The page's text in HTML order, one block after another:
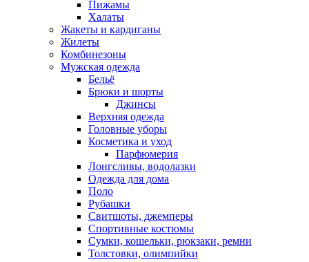
Пижамы
Халаты
Жакеты и кардиганы
Жилеты
Комбинезоны
Мужская одежда
Бельё
Брюки и шорты
Джинсы
Верхняя одежда
Головные уборы
Косметика и уход
Парфюмерия
Лонгсливы, водолазки
Одежда для дома
Поло
Рубашки
Свитшоты, джемперы
Спортивные костюмы
Сумки, кошельки, рюкзаки, ремни
Толстовки, олимпийки